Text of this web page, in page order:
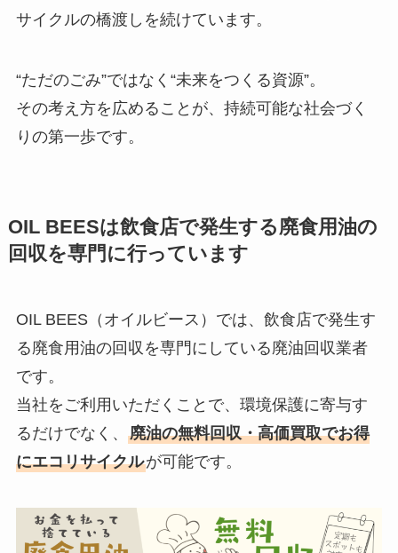
サイクルの橋渡しを続けています。
“ただのごみ”ではなく“未来をつくる資源”。
その考え方を広めることが、持続可能な社会づく
りの第一歩です。
OIL BEESは飲食店で発生する廃食用油の
回収を専門に行っています
OIL BEES（オイルビース）では、飲食店で発生す
る廃食用油の回収を専門にしている廃油回収業者
です。
当社をご利用いただくことで、環境保護に寄与す
るだけでなく、 廃油の無料回収・高価買取でお得
にエコリサイクルが可能です。